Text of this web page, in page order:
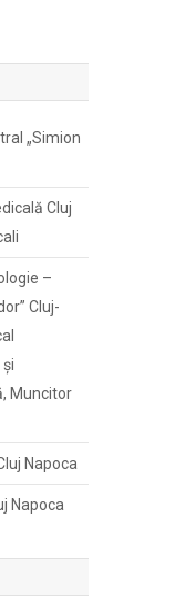
„Simion
Cluj
–
Cluj-
Muncitor
Napoca
Napoca